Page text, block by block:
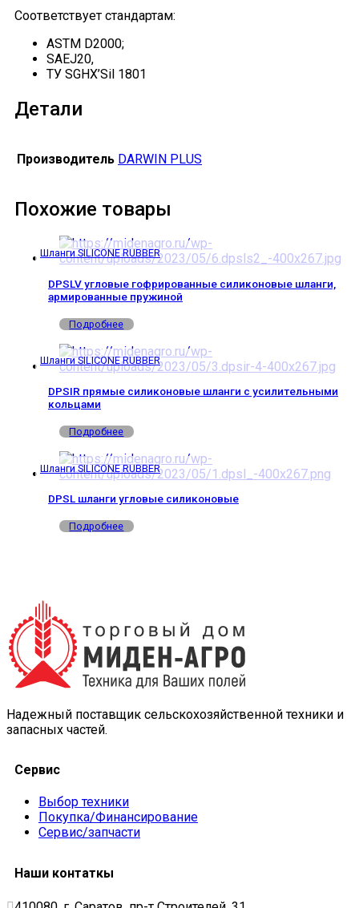
Соответствует стандартам:
ASTM D2000;
SAEJ20,
ТУ SGHX’Sil 1801
Детали
Производитель DARWIN PLUS
Похожие товары
Шланги SILICONE RUBBER
DPSLV угловые гофрированные силиконовые шланги,
армированные пружиной
Подробнее
Шланги SILICONE RUBBER
DPSIR прямые силиконовые шланги с усилительными
кольцами
Подробнее
Шланги SILICONE RUBBER
DPSL шланги угловые силиконовые
Подробнее
Надежный поставщик сельскохозяйственной техники и
запасных частей.
Сервис
Выбор техники
Покупка/Финансирование
Сервис/запчасти
Наши контаткы